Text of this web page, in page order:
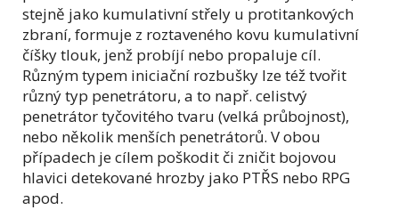
stejně jako kumulativní střely u protitankových
zbraní, formuje z roztaveného kovu kumulativní
číšky tlouk, jenž probíjí nebo propaluje cíl.
Různým typem iniciační rozbušky lze též tvořit
různý typ penetrátoru, a to např. celistvý
penetrátor tyčovitého tvaru (velká průbojnost),
nebo několik menších penetrátorů. V obou
případech je cílem poškodit či zničit bojovou
hlavici detekované hrozby jako PTŘS nebo RPG
apod.